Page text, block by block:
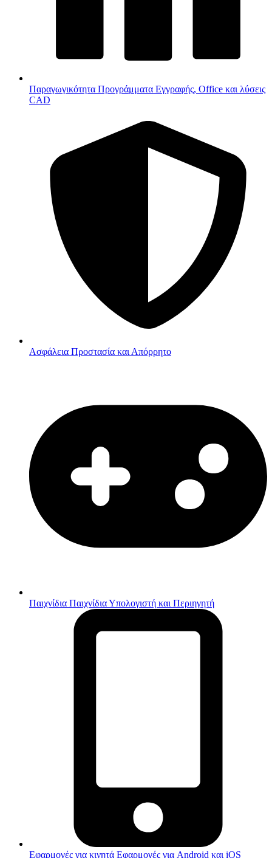
Παραγωγικότητα Προγράμματα Εγγραφής, Office και λύσεις
CAD
Ασφάλεια Προστασία και Απόρρητο
Παιχνίδια Παιχνίδια Υπολογιστή και Περιηγητή
Εφαρμογές για κινητά Εφαρμογές για Android και iOS